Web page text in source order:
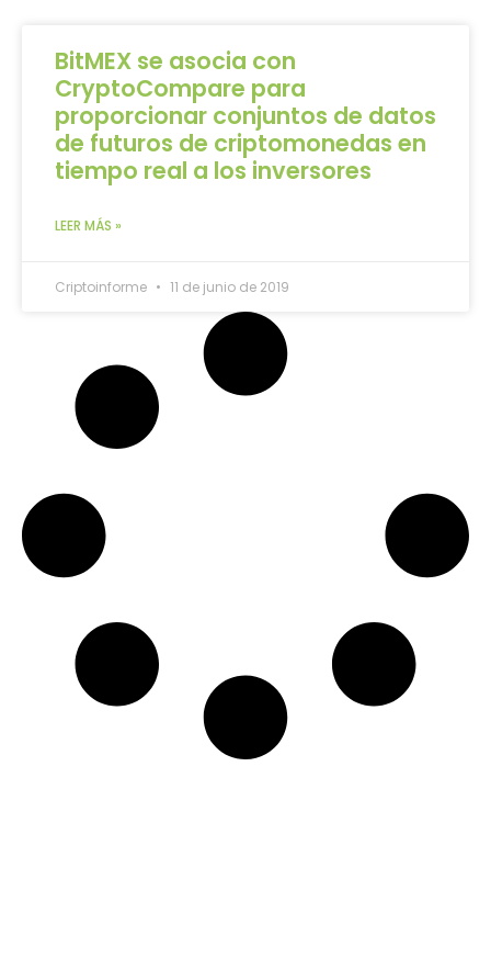
BitMEX se asocia con
CryptoCompare para
proporcionar conjuntos de datos
de futuros de criptomonedas en
tiempo real a los inversores
LEER MÁS »
Criptoinforme 11 de junio de 2019